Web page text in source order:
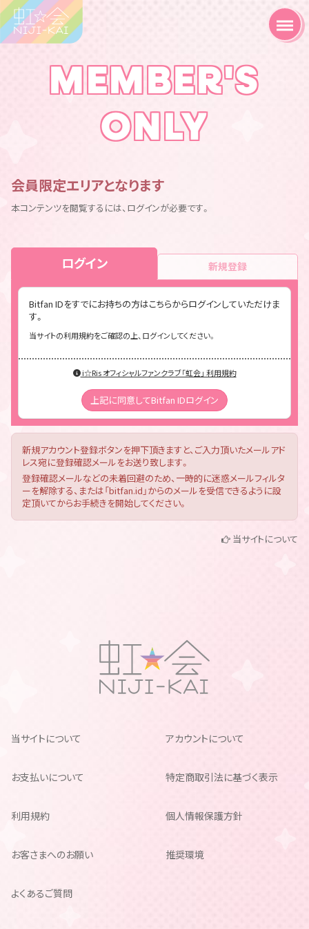
MEMBER'S
ONLY
会員限定エリアとなります
本コンテンツを閲覧するには、ログインが必要です。
ログイン 新規登録
Bitfan IDをすでにお持ちの方はこちらからログインしていただけま
す。
当サイトの利用規約をご確認の上、ログインしてください。
i☆Ris オフィシャルファンクラブ「虹会」 利用規約
上記に同意してBitfan IDログイン
新規アカウント登録ボタンを押下頂きますと、ご入力頂いたメールアド
レス宛に登録確認メールをお送り致します。
登録確認メールなどの未着回避のため、一時的に迷惑メールフィルタ
ーを解除する、または「bitfan.id」からのメールを受信できるように設
定頂いてからお手続きを開始してください。
当サイトについて
当サイトについて アカウントについて
お支払いについて 特定商取引法に基づく表示
利用規約 個人情報保護方針
お客さまへのお願い 推奨環境
よくあるご質問